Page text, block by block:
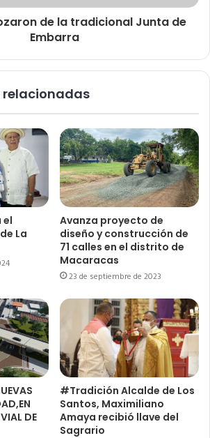
de la tradicional Junta de
Embarra
relacionadas
el
La
Avanza proyecto de
diseño y construcción de
71 calles en el distrito de
Macaracas
23 de septiembre de 2023
DE
#Tradición Alcalde de Los
Santos, Maximiliano
Amaya recibió llave del
Sagrario